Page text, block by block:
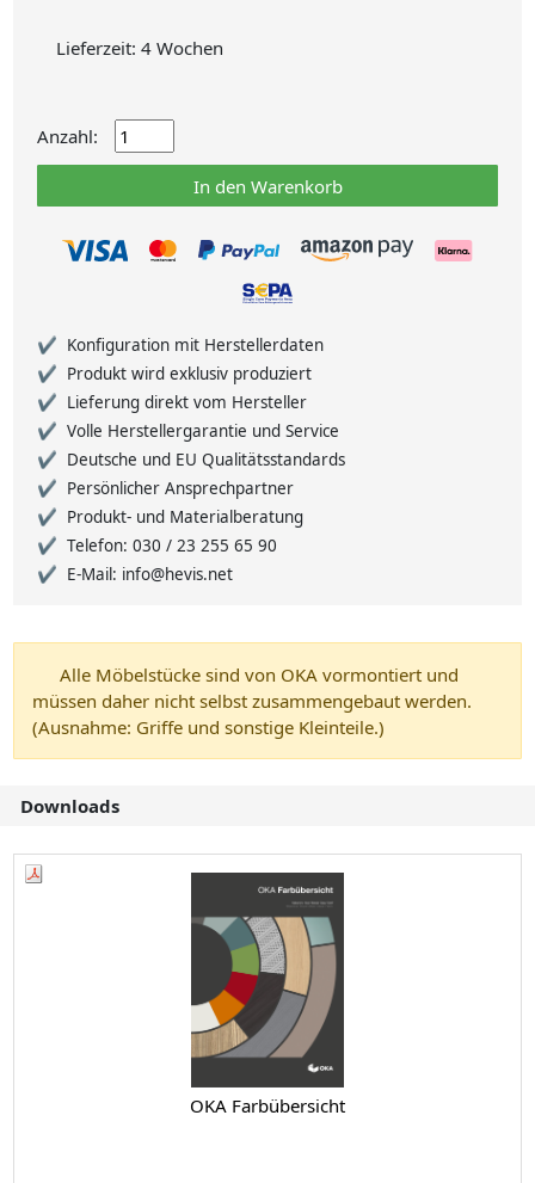
Lieferzeit: 4 Wochen
Anzahl:
In den Warenkorb
Konfiguration mit Herstellerdaten
Produkt wird exklusiv produziert
Lieferung direkt vom Hersteller
Volle Herstellergarantie und Service
Deutsche und EU Qualitätsstandards
Persönlicher Ansprechpartner
Produkt- und Materialberatung
Telefon: 030 / 23 255 65 90
E-Mail: info@hevis.net
Alle Möbelstücke sind von OKA vormontiert und
müssen daher nicht selbst zusammengebaut werden.
(Ausnahme: Griffe und sonstige Kleinteile.)
Downloads
OKA Farbübersicht